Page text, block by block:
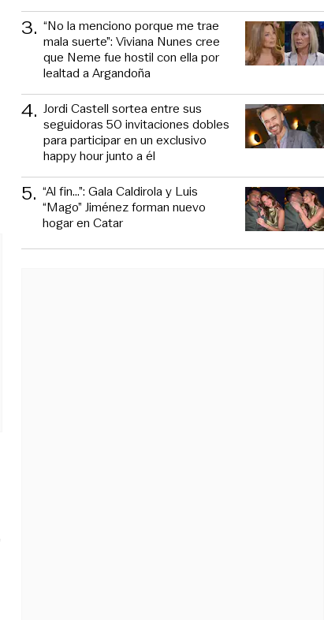
3. “No la menciono porque me trae
mala suerte”: Viviana Nunes cree
que Neme fue hostil con ella por
lealtad a Argandoña
4. Jordi Castell sortea entre sus
seguidoras 50 invitaciones dobles
para participar en un exclusivo
happy hour junto a él
5. “Al fin…”: Gala Caldirola y Luis
“Mago” Jiménez forman nuevo
hogar en Catar